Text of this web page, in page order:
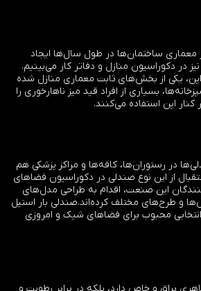
معماری ساختمان‌ها در طول سال‌ها ایجاد
در دکوراسیون منازل و دفاتر کار می‌بینیم.
یکی از بخش‌های ثابت معماری منازل شده
بسیاری از افراد قید میز ناهارخوری را
کنار اپن استفاده می‌کنند.
در رستوران‌ها، کافه‌ها و مراکز پزشکی هم
از این نوع صندلی در دکوراسیون فضاهای
این صنعت،‌ اقدام به طراحی مدل‌های
و طرح‌های مختلف کرده‌اند.صندلی بار استیل
محبوب برای فضاهای شیک و امروزی